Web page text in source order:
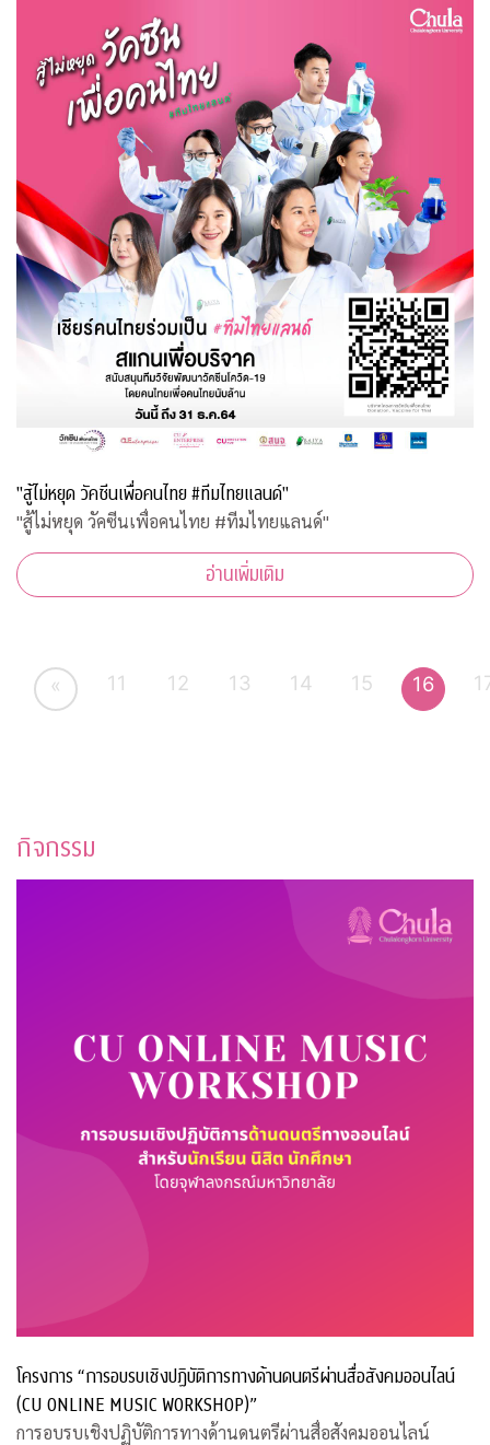
"สู้ไม่หยุด วัคซีนเพื่อคนไทย #ทีมไทยแลนด์"
"สู้ไม่หยุด วัคซีนเพื่อคนไทย #ทีมไทยแลนด์"
อ่านเพิ่มเติม
« 11 12 13 14 15 16
กิจกรรม
โครงการ “การอบรบเชิงปฏิบัติการทางด้านดนตรีผ่านสื่อสังคมออนไลน์
(CU ONLINE MUSIC WORKSHOP)”
การอบรบเชิงปฏิบัติการทางด้านดนตรีผ่านสื่อสังคมออนไลน์